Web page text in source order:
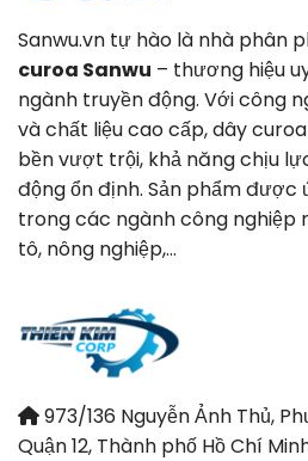
Sanwu.vn tự hào là nhà phân
curoa Sanwu – thương hiệu
ngành truyền động. Với công
và chất liệu cao cấp, dây
bền vượt trội, khả năng chịu
động ổn định. Sản phẩm được
trong các ngành công nghiệp
tô, nông nghiệp,…
973/136 Nguyễn Ảnh Thủ,
Quận 12, Thành phố Hồ Chí